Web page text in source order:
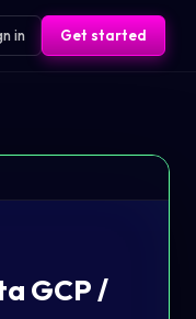
in Get started
GCP /